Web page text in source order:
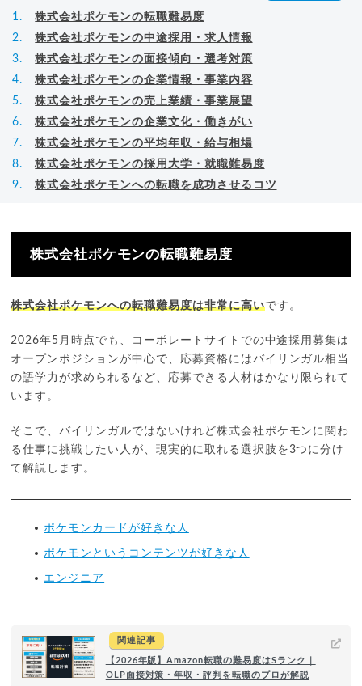
株式会社ポケモンの転職難易度
株式会社ポケモンの中途採用・求人情報
株式会社ポケモンの面接傾向・選考対策
株式会社ポケモンの企業情報・事業内容
株式会社ポケモンの売上業績・事業展望
株式会社ポケモンの企業文化・働きがい
株式会社ポケモンの平均年収・給与相場
株式会社ポケモンの採用大学・就職難易度
株式会社ポケモンへの転職を成功させるコツ
株式会社ポケモンの転職難易度
株式会社ポケモンへの転職難易度は非常に高いです。
2026年5月時点でも、コーポレートサイトでの中途採用募集は
オープンポジションが中心で、応募資格にはバイリンガル相当
の語学力が求められるなど、応募できる人材はかなり限られて
います。
そこで、バイリンガルではないけれど株式会社ポケモンに関わ
る仕事に挑戦したい人が、現実的に取れる選択肢を3つに分け
て解説します。
ポケモンカードが好きな人
ポケモンというコンテンツが好きな人
エンジニア
関連記事
【2026年版】Amazon転職の難易度はSランク｜
OLP面接対策・年収・評判を転職のプロが解説